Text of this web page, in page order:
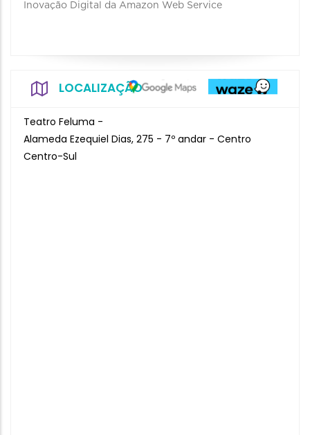
Inovação Digital da Amazon Web Service
LOCALIZAÇÃO
Teatro Feluma -
Alameda Ezequiel Dias, 275 - 7º andar - Centro
Centro-Sul